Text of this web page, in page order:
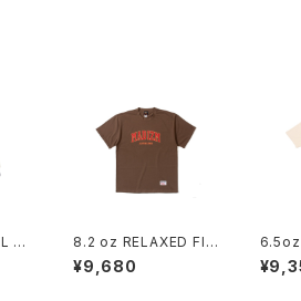
S
8.2 oz RELAXED FIT
/ ALL WE DO TEE (W
ALNUT)
¥9,680